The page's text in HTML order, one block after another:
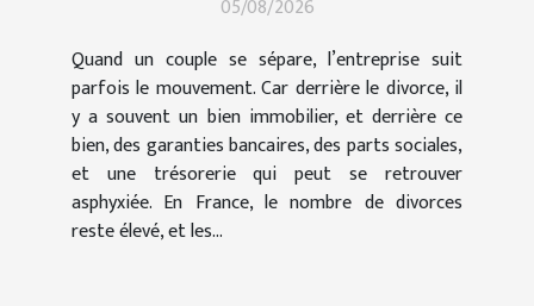
05/08/2026
Quand un couple se sépare, l’entreprise suit
parfois le mouvement. Car derrière le divorce, il
y a souvent un bien immobilier, et derrière ce
bien, des garanties bancaires, des parts sociales,
et une trésorerie qui peut se retrouver
asphyxiée. En France, le nombre de divorces
reste élevé, et les...